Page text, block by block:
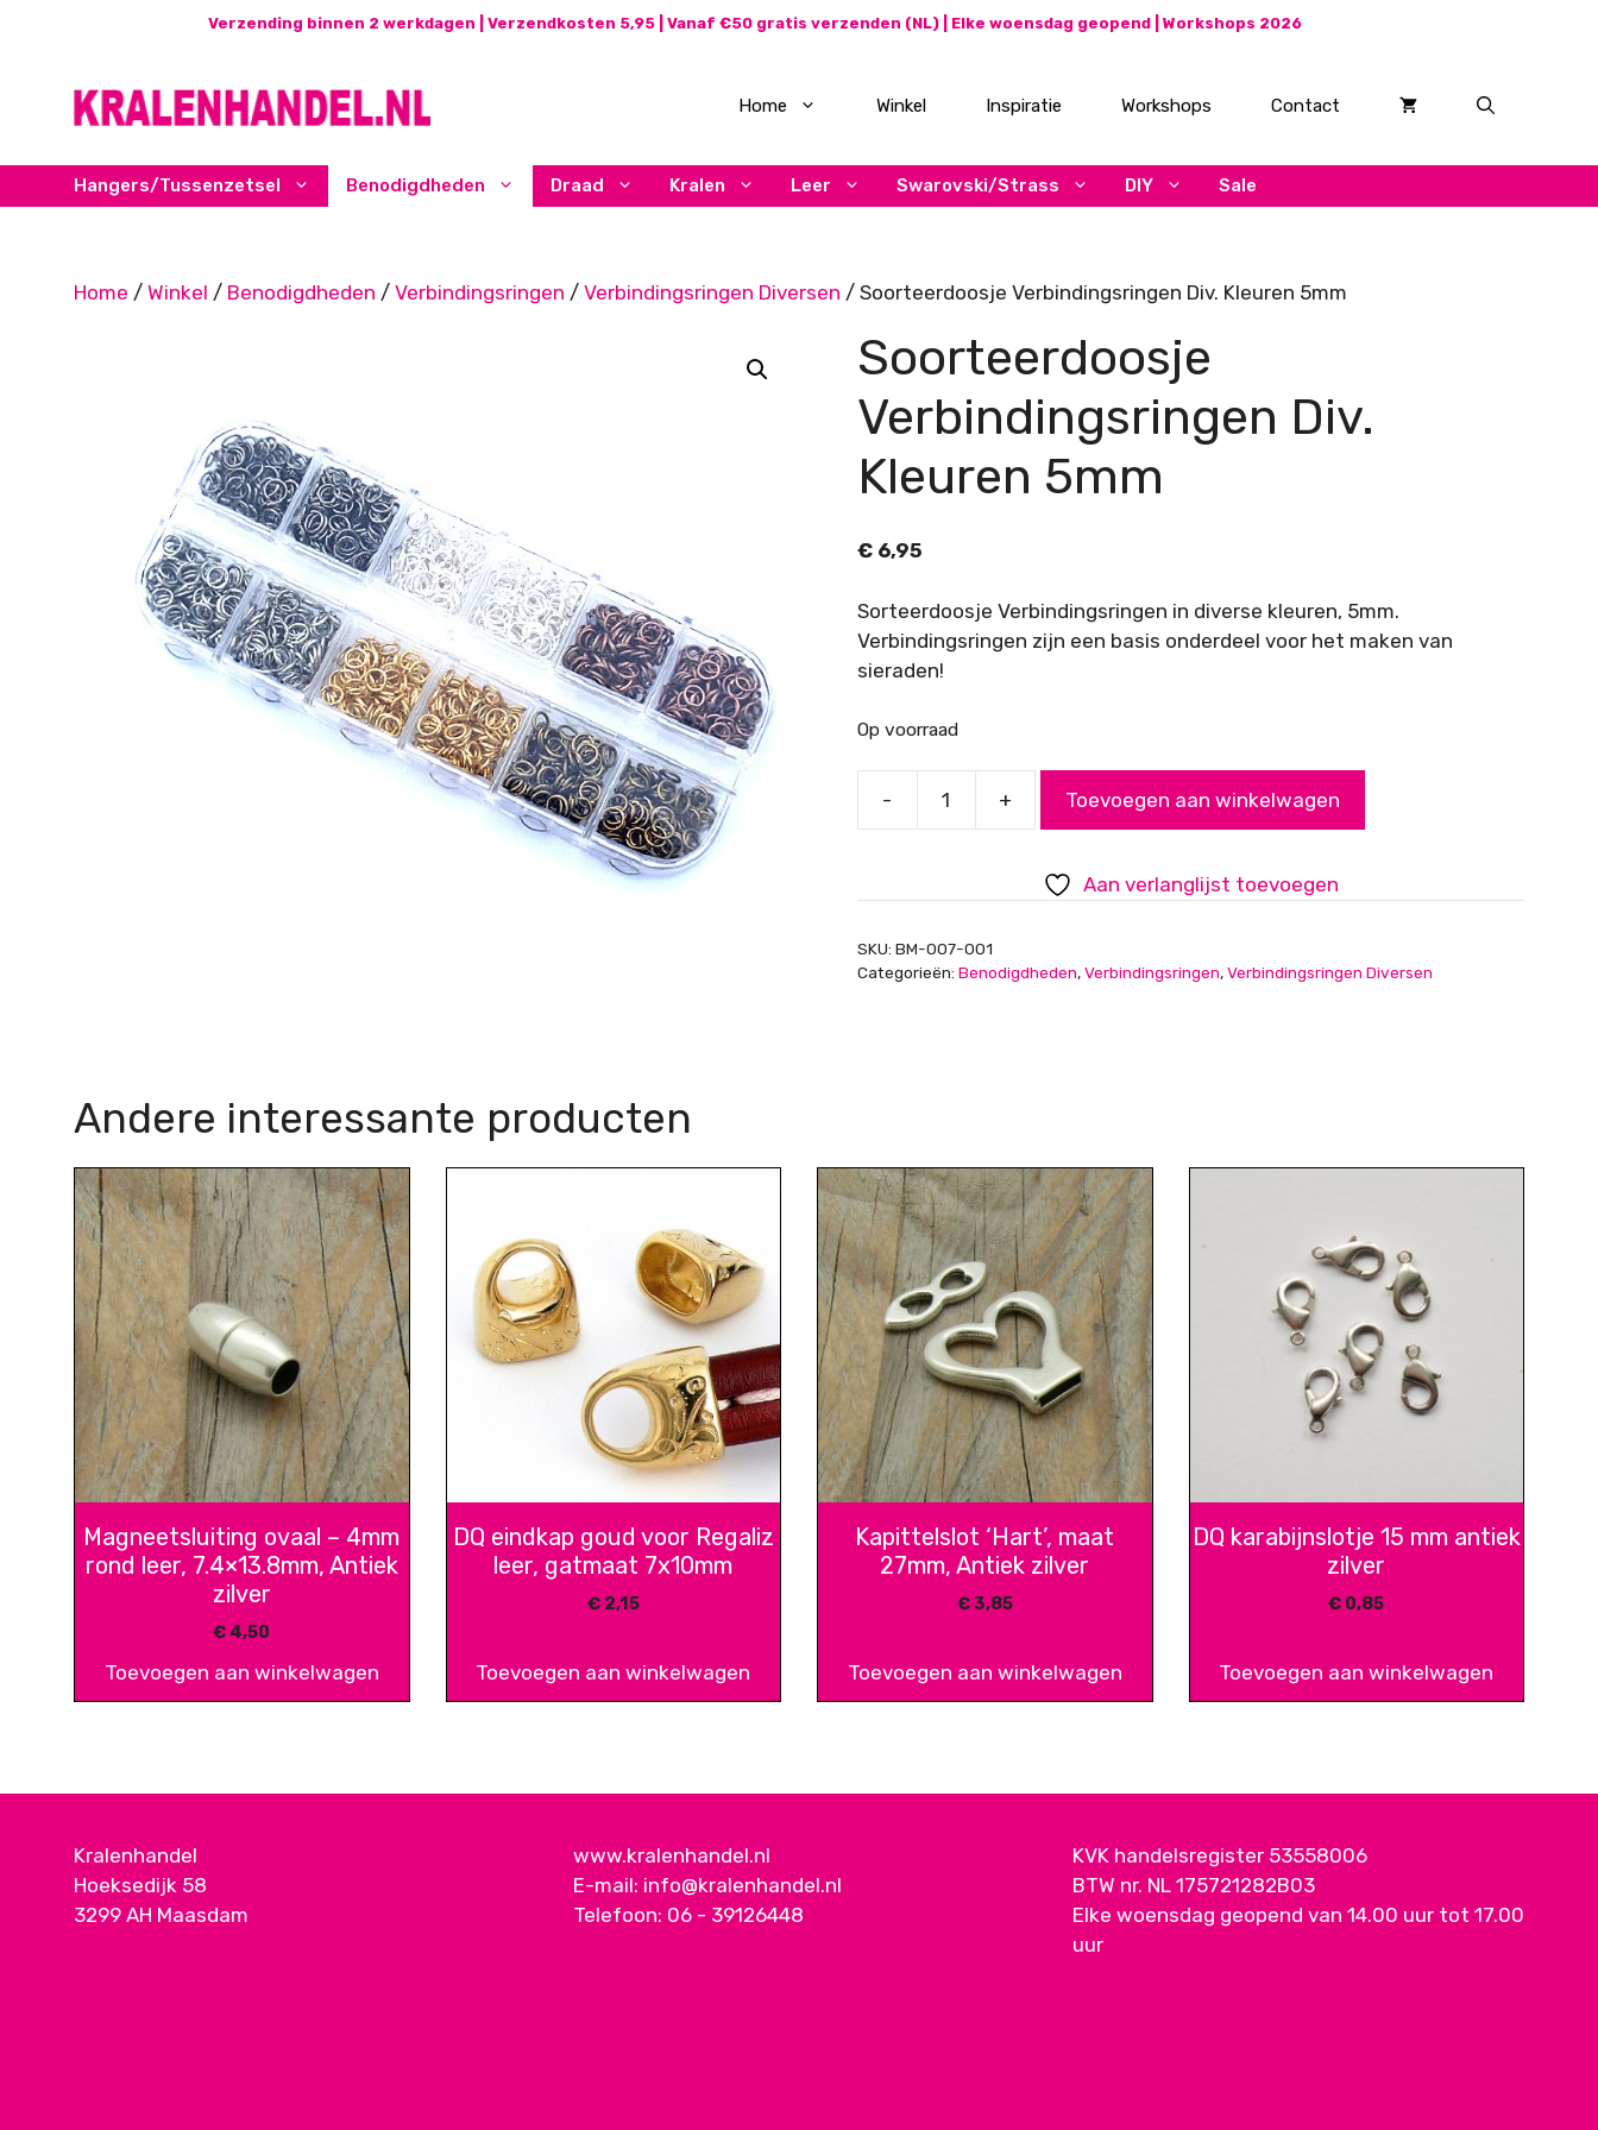
Verzending binnen 2 werkdagen | Verzendkosten 5,95 | Vanaf €50 gratis verzenden (NL) | Elke woensdag geopend | Workshops 2026
Home Winkel Inspiratie Workshops Contact
Hangers/Tussenzetsel Benodigdheden Draad Kralen Leer Swarovski/Strass DIY Sale
Home / Winkel / Benodigdheden / Verbindingsringen / Verbindingsringen Diversen / Soorteerdoosje Verbindingsringen Div. Kleuren 5mm
Soorteerdoosje
Verbindingsringen Div.
Kleuren 5mm
€6,95
Sorteerdoosje Verbindingsringen in diverse kleuren, 5mm.
Verbindingsringen zijn een basis onderdeel voor het maken van
sieraden!
Op voorraad
-
Soorteerdoosje
Kleuren
aantal
+ Toevoegen aan winkelwagen
Aan verlanglijst toevoegen
SKU: BM-007-001
Categorieën: Benodigdheden,Verbindingsringen,Verbindingsringen Diversen
Andere interessante producten
Magneetsluiting ovaal – 4mm
rond leer, 7.4×13.8mm, Antiek
zilver
€ 4,50
Toevoegen aan winkelwagen
DQ eindkap goud voor Regaliz
leer, gatmaat 7x10mm
€2,15
Toevoegen aan winkelwagen
Kapittelslot ‘Hart’, maat
27mm, Antiek zilver
€3,85
Toevoegen aan winkelwagen
DQ karabijnslotje 15 mm antiek
zilver
€ 0,85
Toevoegen aan winkelwagen
Kralenhandel
Hoeksedijk 58
3299 AH Maasdam
www.kralenhandel.nl
E-mail: info@kralenhandel.nl
Telefoon: 06 - 39126448
KVK handelsregister 53558006
BTW nr. NL 175721282B03
Elke woensdag geopend van 14.00 uur tot 17.00
uur